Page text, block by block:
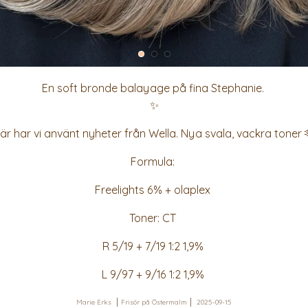
En soft bronde balayage på fina Stephanie.
✨
har vi använt nyheter från Wella. Nya svala, vackra toner
Formula:
Freelights 6% + olaplex
Toner: CT
R 5/19 + 7/19 1:2 1,9%
L 9/97 + 9/16 1:2 1,9%
Marie Erks Frisör på Östermalm 2025-09-15